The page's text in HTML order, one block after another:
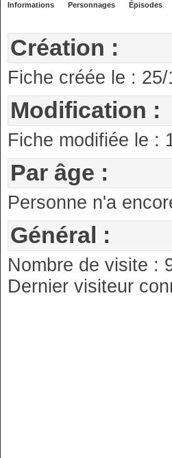
Informations Personnages Épisodes
Création :
Fiche créée le :
Modification :
Fiche modifiée le :
Par âge :
Personne n'a
Général :
Nombre de visite :
Dernier visiteur